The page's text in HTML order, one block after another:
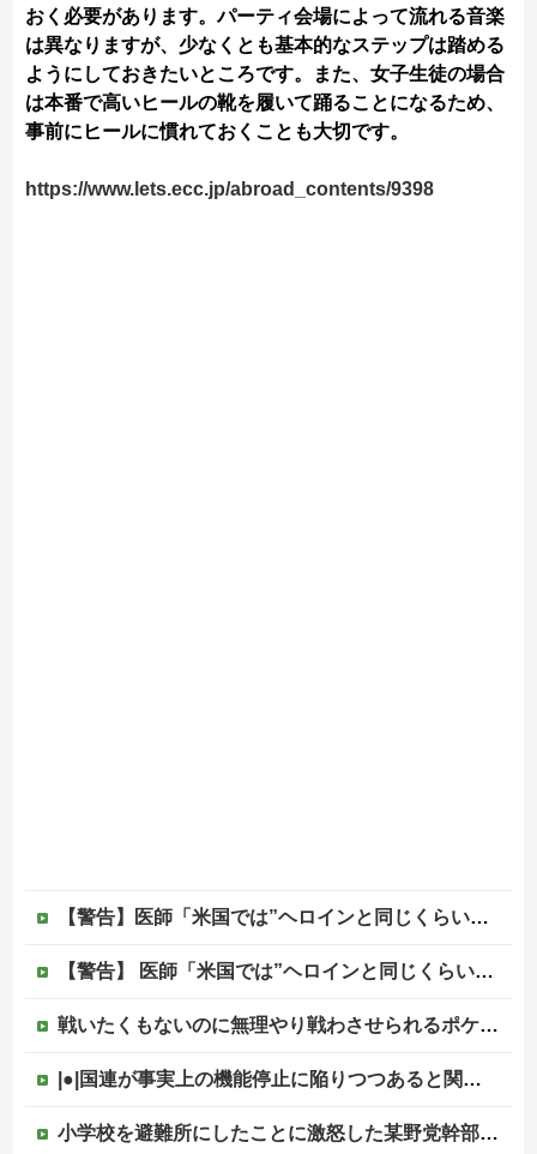
おく必要があります。パーティ会場によって流れる音楽
は異なりますが、少なくとも基本的なステップは踏める
ようにしておきたいところです。また、女子生徒の場合
は本番で高いヒールの靴を履いて踊ることになるため、
事前にヒールに慣れておくことも大切です。
https://www.lets.ecc.jp/abroad_contents/9398
【警告】医師「米国では”ヘロインと同じくらいヤバい薬”が日本では平気で処方されてる」
【警告】 医師「米国では”ヘロインと同じくらいヤバい薬”が日本では平気で処方されてる」
戦いたくもないのに無理やり戦わさせられるポケモンが可哀想
|●|国連が事実上の機能停止に陥りつつあると関係者が告白、特に役に立たないくせに高給だけ毟り取った結果……
小学校を避難所にしたことに激怒した某野党幹部、僅か3文字で論破される偉業を達成してしまい……